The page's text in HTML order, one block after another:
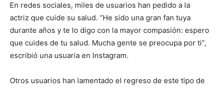
En redes sociales, miles de usuarios han pedido a la
actriz que cuide su salud. “He sido una gran fan tuya
durante años y te lo digo con la mayor compasión: espero
que cuides de tu salud. Mucha gente se preocupa por ti”,
escribió una usuaria en Instagram.
Otros usuarios han lamentado el regreso de este tipo de